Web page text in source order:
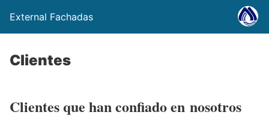
External Fachadas
Clientes
Clientes que han confiado en nosotros